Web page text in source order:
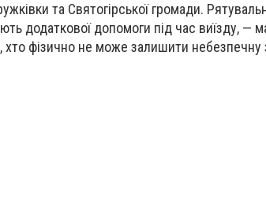
та Святогірської громади.
додаткової допомоги під час виїзду, —
хто фізично не може залишити небезпечну